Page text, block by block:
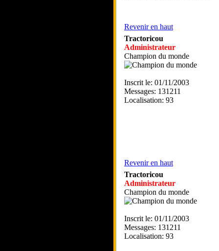
Revenir en haut
Tractoricou
Administrateur
Champion du monde
Inscrit le: 01/11/2003
Messages: 131211
Localisation: 93
Revenir en haut
Tractoricou
Administrateur
Champion du monde
Inscrit le: 01/11/2003
Messages: 131211
Localisation: 93